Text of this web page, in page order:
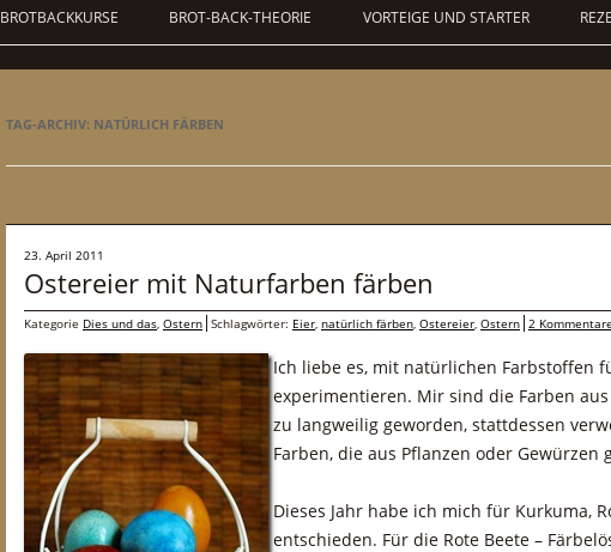
BROTBACKKURSE BROT-BACK-THEORIE VORTEIGE UND STARTER
TAG-ARCHIV: NATÜRLICH FÄRBEN
23. April 2011
Ostereier mit Naturfarben färben
Kategorie Dies und das, Ostern Schlagwörter: Eier, natürlich färben, Ostereier, Ostern 2 Kommentare
Ich liebe es, mit natürlichen Farbstoffen
experimentieren. Mir sind die Farben
zu langweilig geworden, stattdessen
Farben, die aus Pflanzen oder Gewürzen
Dieses Jahr habe ich mich für Kurkuma,
entschieden. Für die Rote Beete –